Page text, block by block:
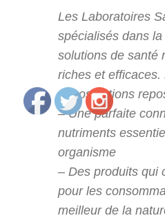
Les Laboratoires
spécialisés dans
solutions de santé
riches et efficaces.
et nos actions
– Une parfaite
nutriments
organisme
– Des produits qui
pour les
meilleur de la